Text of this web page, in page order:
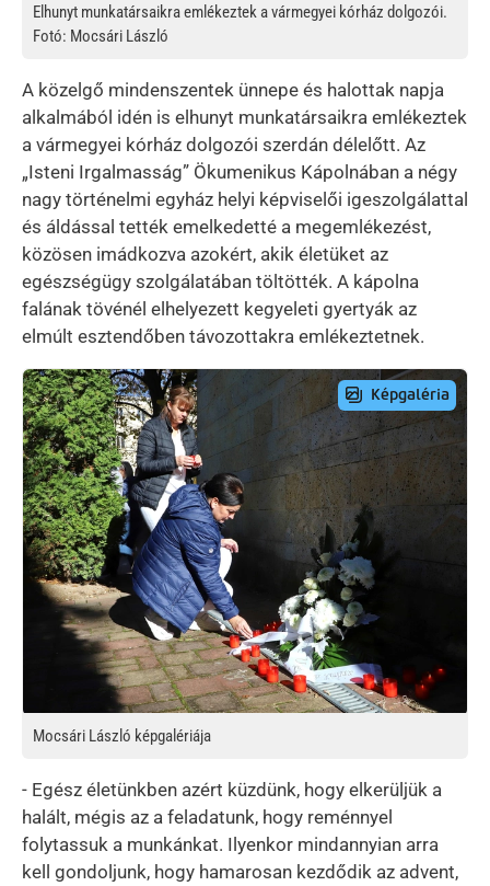
Elhunyt munkatársaikra emlékeztek a vármegyei kórház dolgozói.
Fotó: Mocsári László
A közelgő mindenszentek ünnepe és halottak napja
alkalmából idén is elhunyt munkatársaikra emlékeztek
a vármegyei kórház dolgozói szerdán délelőtt. Az
„Isteni Irgalmasság” Ökumenikus Kápolnában a négy
nagy történelmi egyház helyi képviselői igeszolgálattal
és áldással tették emelkedetté a megemlékezést,
közösen imádkozva azokért, akik életüket az
egészségügy szolgálatában töltötték. A kápolna
falának tövénél elhelyezett kegyeleti gyertyák az
elmúlt esztendőben távozottakra emlékeztetnek.
Preview Image
Mocsári László képgalériája
- Egész életünkben azért küzdünk, hogy elkerüljük a
halált, mégis az a feladatunk, hogy reménnyel
folytassuk a munkánkat. Ilyenkor mindannyian arra
kell gondoljunk, hogy hamarosan kezdődik az advent,